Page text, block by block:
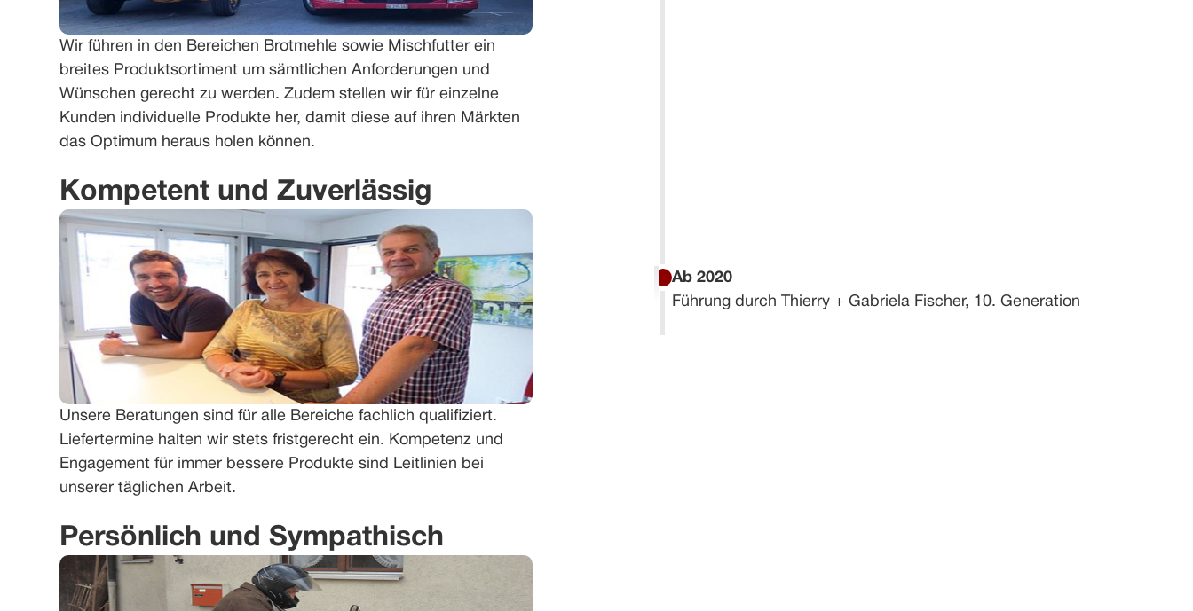
Wir führen in den Bereichen Brotmehle sowie Mischfutter ein
breites Produktsortiment um sämtlichen Anforderungen und
Wünschen gerecht zu werden. Zudem stellen wir für einzelne
Kunden individuelle Produkte her, damit diese auf ihren Märkten
das Optimum heraus holen können.
Kompetent und Zuverlässig
Unsere Beratungen sind für alle Bereiche fachlich qualifiziert.
Liefertermine halten wir stets fristgerecht ein. Kompetenz und
Engagement für immer bessere Produkte sind Leitlinien bei
unserer täglichen Arbeit.
Persönlich und Sympathisch
Ab 2020
Führung durch Thierry + Gabriela Fischer, 10. Generation